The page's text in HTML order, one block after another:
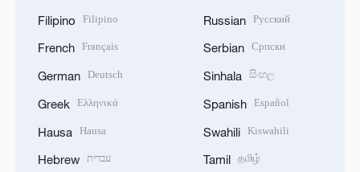
Filipino Filipino
French Français
German Deutsch
Greek Ελληνικά
Hausa Hausa
Hebrew עברית
Russian Русский
Serbian Српски
Sinhala සිංහල
Spanish Español
Swahili Kiswahili
Tamil தமிழ்